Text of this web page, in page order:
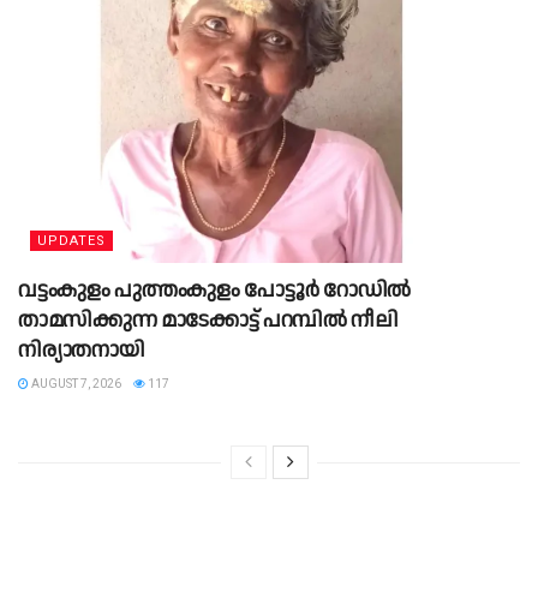
UPDATES
വട്ടംകുളം പുത്തംകുളം പോട്ടൂർ റോഡിൽ
താമസിക്കുന്ന മാടേക്കാട്ട് പറമ്പിൽ നീലി
നിര്യാതനായി
AUGUST 7, 2026 117